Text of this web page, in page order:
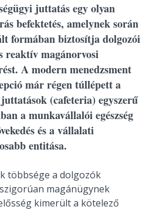
juttatás egy olyan
befektetés, amelynek során
formában biztosítja dolgozói
reaktív magánorvosi
A modern menedzsment
már régen túllépett a
(cafeteria) egyszerű
a munkavállalói egészség
és a vállalati
entitása.
többsége a dolgozók
magánügynek
kimerült a kötelező